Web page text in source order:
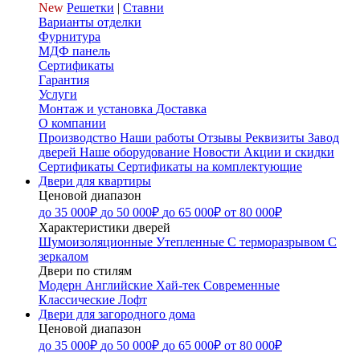
New Решетки | Ставни
Варианты отделки
Фурнитура
МДФ панель
Сертификаты
Гарантия
Услуги
Монтаж и установка Доставка
О компании
Производство Наши работы Отзывы Реквизиты Завод
дверей Наше оборудование Новости Акции и скидки
Сертификаты Сертификаты на комплектующие
Двери для квартиры
Ценовой диапазон
до 35 000₽ до 50 000₽ до 65 000₽ от 80 000₽
Характеристики дверей
Шумоизоляционные Утепленные С терморазрывом С
зеркалом
Двери по стилям
Модерн Английские Хай-тек Современные
Классические Лофт
Двери для загородного дома
Ценовой диапазон
до 35 000₽ до 50 000₽ до 65 000₽ от 80 000₽